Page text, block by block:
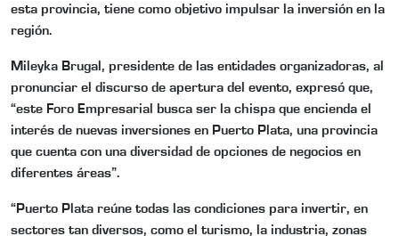
esta provincia, tiene como objetivo impulsar la inversión en la
región.
Mileyka Brugal, presidente de las entidades organizadoras, al
pronunciar el discurso de apertura del evento, expresó que,
“este Foro Empresarial busca ser la chispa que encienda el
interés de nuevas inversiones en Puerto Plata, una provincia
que cuenta con una diversidad de opciones de negocios en
diferentes áreas”.
“Puerto Plata reúne todas las condiciones para invertir, en
sectores tan diversos, como el turismo, la industria, zonas